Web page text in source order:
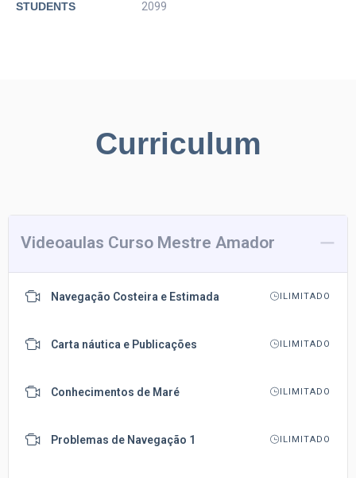
STUDENTS 2099
Curriculum
Videoaulas Curso Mestre Amador
Navegação Costeira e Estimada ILIMITADO
Carta náutica e Publicações ILIMITADO
Conhecimentos de Maré ILIMITADO
Problemas de Navegação 1 ILIMITADO